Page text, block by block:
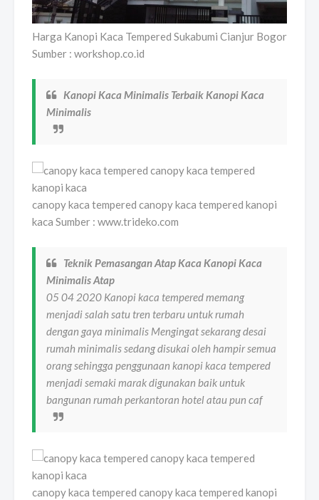
Harga Kanopi Kaca Tempered Sukabumi Cianjur Bogor
Sumber : workshop.co.id
Kanopi Kaca Minimalis Terbaik Kanopi Kaca
Minimalis
canopy kaca tempered canopy kaca tempered kanopi
kaca Sumber : www.trideko.com
Teknik Pemasangan Atap Kaca Kanopi Kaca
Minimalis Atap
05 04 2020 Kanopi kaca tempered memang
menjadi salah satu tren terbaru untuk rumah
dengan gaya minimalis Mengingat sekarang desai
rumah minimalis sedang disukai oleh hampir semua
orang sehingga penggunaan kanopi kaca tempered
menjadi semaki marak digunakan baik untuk
bangunan rumah perkantoran hotel atau pun caf
canopy kaca tempered canopy kaca tempered kanopi